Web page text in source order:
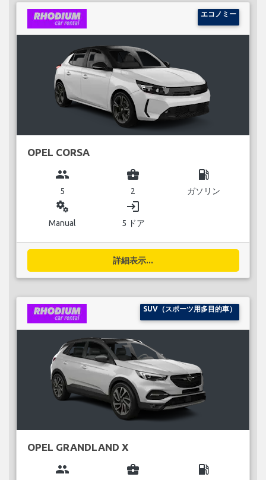
エコノミー
OPEL CORSA
group
5
business_center
2
local_gas_station
ガソリン
miscellaneous_services
Manual
login
5 ドア
詳細表示...
SUV（スポーツ用多目的車）
OPEL GRANDLAND X
group business_center local_gas_station